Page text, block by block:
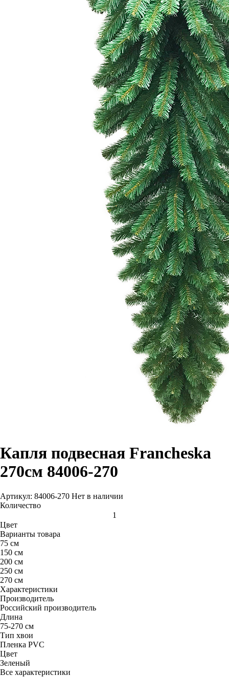
Капля подвесная Francheska
270см 84006-270
Артикул: 84006-270 Нет в наличии
Количество
Цвет
Варианты товара
75 см
150 см
200 см
250 см
270 см
Характеристики
Производитель
Российский производитель
Длина
75-270 см
Тип хвои
Пленка PVC
Цвет
Зеленый
Все характеристики